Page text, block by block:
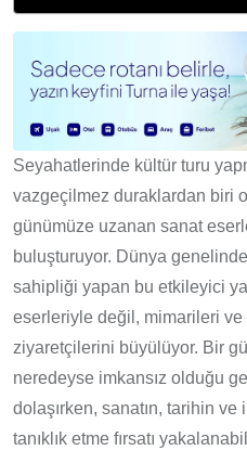
Seyahatlerinde kültür turu
vazgeçilmez duraklardan biri
günümüze uzanan sanat
buluşturuyor. Dünya
sahipliği yapan bu etkileyici
eserleriyle değil, mimarileri
ziyaretçilerini büyülüyor. Bir
neredeyse imkansız olduğu
dolaşırken, sanatın, tarihin ve
tanıklık etme fırsatı